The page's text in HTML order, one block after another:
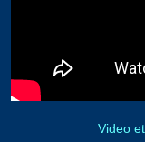
Video